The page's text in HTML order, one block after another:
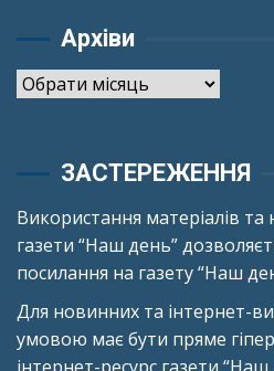
Архіви
Архіви
ЗАСТЕРЕЖЕННЯ
Використання матеріалів та
газети “Наш день”
посилання на газету “Наш
Для новинних та інтернет-
умовою має бути пряме